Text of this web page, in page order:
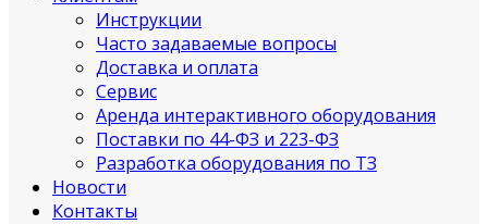
Инструкции
Часто задаваемые вопросы
Доставка и оплата
Сервис
Аренда интерактивного оборудования
Поставки по 44-ФЗ и 223-ФЗ
Разработка оборудования по ТЗ
Новости
Контакты